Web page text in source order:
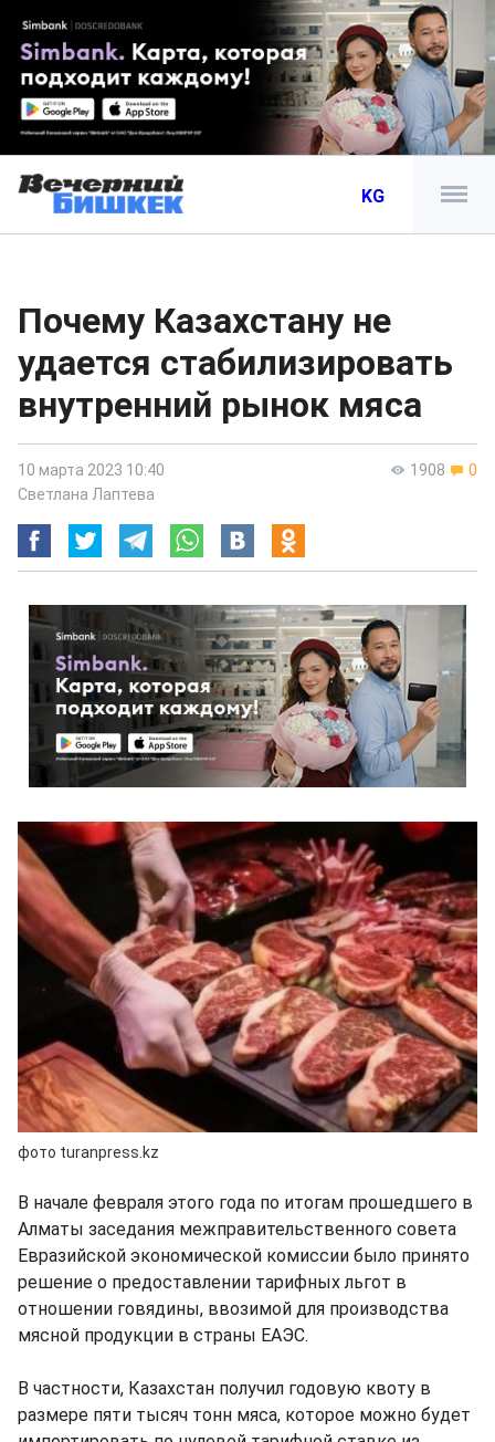
KG
Почему Казахстану не
удается стабилизировать
внутренний рынок мяса
1908 0
10 марта 2023 10:40
Светлана Лаптева
фото turanpress.kz
В начале февраля этого года по итогам прошедшего в
Алматы заседания межправительственного совета
Евразийской экономической комиссии было принято
решение о предоставлении тарифных льгот в
отношении говядины, ввозимой для производства
мясной продукции в страны ЕАЭС.
В частности, Казахстан получил годовую квоту в
размере пяти тысяч тонн мяса, которое можно будет